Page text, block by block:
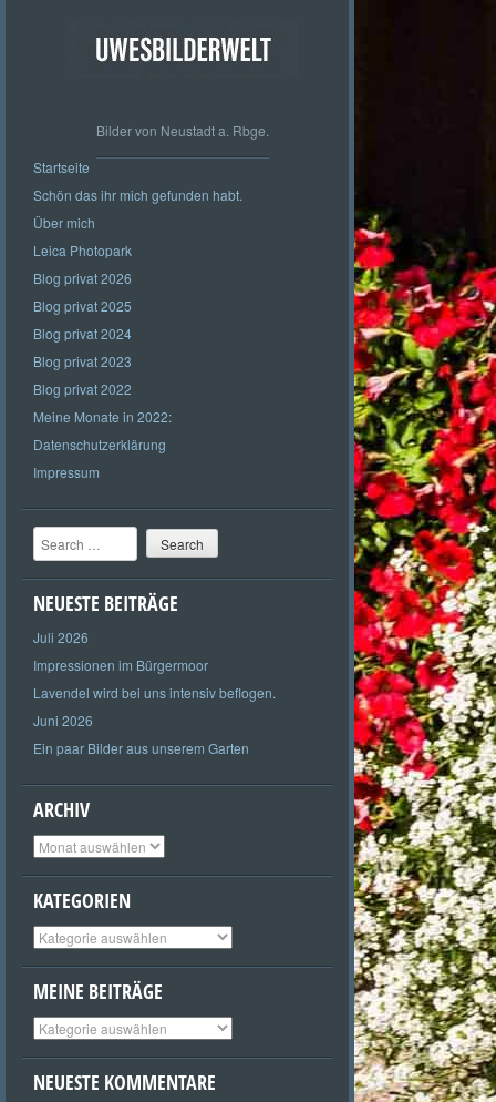
Bilder von Neustadt a. Rbge.
Startseite
Schön das ihr mich gefunden habt.
Über mich
Leica Photopark
Blog privat 2026
Blog privat 2025
Blog privat 2024
Blog privat 2023
Blog privat 2022
Meine Monate in 2022:
Datenschutzerklärung
Impressum
Search
NEUESTE BEITRÄGE
Juli 2026
Impressionen im Bürgermoor
Lavendel wird bei uns intensiv beflogen.
Juni 2026
Ein paar Bilder aus unserem Garten
ARCHIV
Archiv
KATEGORIEN
Kategorien
MEINE BEITRÄGE
Meine
Beiträge
NEUESTE KOMMENTARE